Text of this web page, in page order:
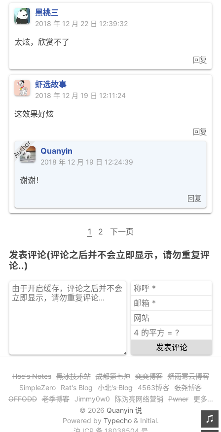
黑桃三
2018 年 12 月 22 日 12:39:32
太炫，欣赏不了
回复
虾选故事
2018 年 12 月 19 日 12:11:24
这效果好炫
回复
Quanyin
Author
2018 年 12 月 19 日 12:24:39
谢谢！
回复
1 2 下一页
发表评论(评论之后并不会立即显示，请勿重复评
论..)
发表评论
Hoe's Notes 黑冰技术站 成都第七帅 奕奕博客 烟雨寒云博客
SimpleZero
Rat's Blog 小北's Blog 4563博客
张尧博客
OFFODD 老季博客 Jimmy0w0 陈沩亮网络营销 Pwner
更多...
© 2026 Quanyin 说
Powered by Typecho& Initial.